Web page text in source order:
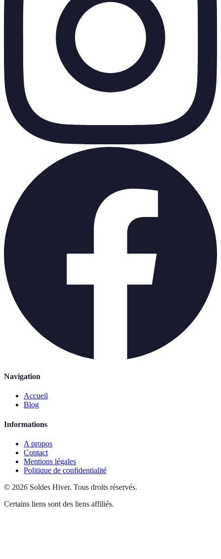
Navigation
Accueil
Blog
Informations
A propos
Contact
Mentions légales
Politique de confidentialité
© 2026 Soldes Hiver. Tous droits réservés.
Certains liens sont des liens affiliés.